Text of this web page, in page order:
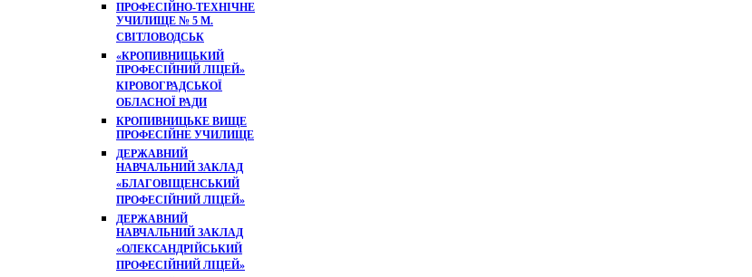
ПРОФЕСІЙНО-ТЕХНІЧНЕ
УЧИЛИЩЕ № 5 М.
СВІТЛОВОДСЬК
«КРОПИВНИЦЬКИЙ
ПРОФЕСІЙНИЙ ЛІЦЕЙ»
КІРОВОГРАДСЬКОЇ
ОБЛАСНОЇ РАДИ
КРОПИВНИЦЬКЕ ВИЩЕ
ПРОФЕСІЙНЕ УЧИЛИЩЕ
ДЕРЖАВНИЙ
НАВЧАЛЬНИЙ ЗАКЛАД
«БЛАГОВІЩЕНСЬКИЙ
ПРОФЕСІЙНИЙ ЛІЦЕЙ»
ДЕРЖАВНИЙ
НАВЧАЛЬНИЙ ЗАКЛАД
«ОЛЕКСАНДРІЙСЬКИЙ
ПРОФЕСІЙНИЙ ЛІЦЕЙ»